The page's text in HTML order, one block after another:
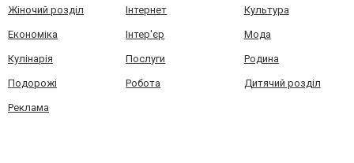
Жіночий розділ Інтернет Культура
Економіка Інтер'єр Мода
Кулінарія Послуги Родина
Подорожі Робота Дитячий розділ
Реклама